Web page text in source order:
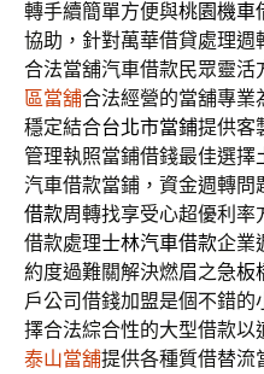
轉手續簡單方便與桃園機車
協助，針對萬華借貸處理週
合法當舖汽車借款民眾靈活
區當舖合法經營的當舖專業
穩定結合台北市當鋪提供客
管理執照當鋪借錢最佳選擇
汽車借款當鋪，資金週轉問
借款周轉找享受心超優利率
借款處理士林汽車借款企業
約度過難關解決燃眉之急板
戶公司借錢加盟是個不錯的
擇合法綜合性的大型借款
泰山當舖提供各種質借替流